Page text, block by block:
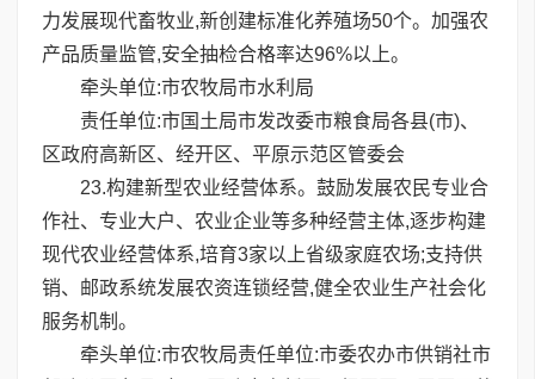
力发展现代畜牧业,新创建标准化养殖场50个。加强农
产品质量监管,安全抽检合格率达96%以上。
牵头单位:市农牧局市水利局
责任单位:市国土局市发改委市粮食局各县(市)、
区政府高新区、经开区、平原示范区管委会
23.构建新型农业经营体系。鼓励发展农民专业合
作社、专业大户、农业企业等多种经营主体,逐步构建
现代农业经营体系,培育3家以上省级家庭农场;支持供
销、邮政系统发展农资连锁经营,健全农业生产社会化
服务机制。
牵头单位:市农牧局责任单位:市委农办市供销社市